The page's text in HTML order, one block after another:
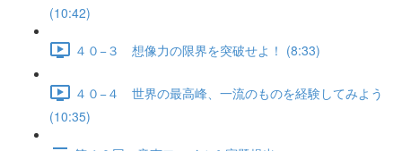
(10:42)
４０−３ 想像力の限界を突破せよ！ (8:33)
４０−４ 世界の最高峰、一流のものを経験してみよう
(10:35)